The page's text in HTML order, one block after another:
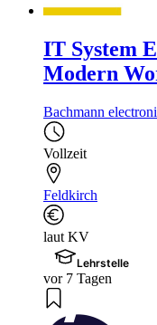
IT System
Modern
Bachmann
Vollzeit
Feldkirch
laut KV
Lehrstelle
vor 7 Tagen